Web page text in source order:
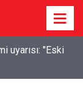
uyarısı: "Eski